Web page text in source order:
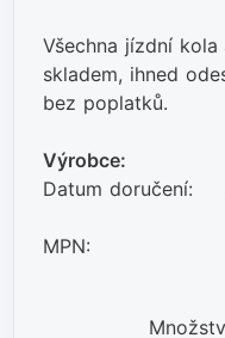
Všechna jízdní
skladem, ihned
bez poplatků.
Výrobce:
Datum doručení:
MPN: